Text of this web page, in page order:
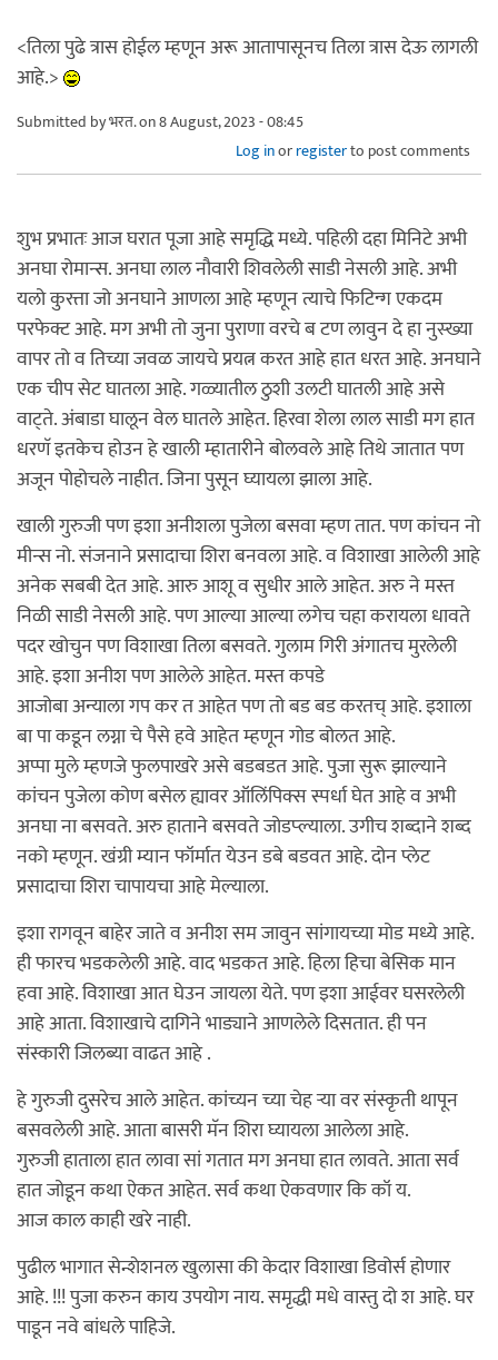
<तिला पुढे त्रास होईल म्हणून अरू आतापासूनच तिला त्रास देऊ लागली
आहे.>
Submitted byभरत.on 8 August, 2023 - 08:45
Log inorregisterto post comments
शुभ प्रभातः आज घरात पूजा आहे समृद्धि मध्ये. पहिली दहा मिनिटे अभी
अनघा रोमान्स. अनघा लाल नौवारी शिवलेली साडी नेसली आहे. अभी
यलो कुरत्ता जो अनघाने आणला आहे म्हणून त्याचे फिटिन्ग एकदम
परफेक्ट आहे. मग अभी तो जुना पुराणा वरचे ब टण लावुन दे हा नुस्ख्या
वापर तो व तिच्या जवळ जायचे प्रयत्न करत आहे हात धरत आहे. अनघाने
एक चीप सेट घातला आहे. गळ्यातील ठुशी उलटी घातली आहे असे
वाट्ते. अंबाडा घालून वेल घातले आहेत. हिरवा शेला लाल साडी मग हात
धरणॅ इतकेच होउन हे खाली म्हातारीने बोलवले आहे तिथे जातात पण
अजून पोहोचले नाहीत. जिना पुसून घ्यायला झाला आहे.
खाली गुरुजी पण इशा अनीशला पुजेला बसवा म्हण तात. पण कांचन नो
मीन्स नो. संजनाने प्रसादाचा शिरा बनवला आहे. व विशाखा आलेली आहे
अनेक सबबी देत आहे. आरु आशू व सुधीर आले आहेत. अरु ने मस्त
निळी साडी नेसली आहे. पण आल्या आल्या लगेच चहा करायला धावते
पदर खोचुन पण विशाखा तिला बसवते. गुलाम गिरी अंगातच मुरलेली
आहे. इशा अनीश पण आलेले आहेत. मस्त कपडे
आजोबा अन्याला गप कर त आहेत पण तो बड बड करतच् आहे. इशाला
बा पा कडून लग्ना चे पैसे हवे आहेत म्हणून गोड बोलत आहे.
अप्पा मुले म्हणजे फुलपाखरे असे बडबडत आहे. पुजा सुरू झाल्याने
कांचन पुजेला कोण बसेल ह्यावर ऑलिंपिक्स स्पर्धा घेत आहे व अभी
अनघा ना बसवते. अरु हाताने बसवते जोडप्ल्याला. उगीच शब्दाने शब्द
नको म्हणून. खंग्री म्यान फॉर्मात येउन डबे बडवत आहे. दोन प्लेट
प्रसादाचा शिरा चापायचा आहे मेल्याला.
इशा रागवून बाहेर जाते व अनीश सम जावुन सांगायच्या मोड मध्ये आहे.
ही फारच भडकलेली आहे. वाद भडकत आहे. हिला हिचा बेसिक मान
हवा आहे. विशाखा आत घेउन जायला येते. पण इशा आईवर घसरलेली
आहे आता. विशाखाचे दागिने भाड्याने आणलेले दिसतात. ही पन
संस्कारी जिलब्या वाढत आहे .
हे गुरुजी दुसरेच आले आहेत. कांच्यन च्या चेह र्‍या वर संस्कृती थापून
बसवलेली आहे. आता बासरी मॅन शिरा घ्यायला आलेला आहे.
गुरुजी हाताला हात लावा सां गतात मग अनघा हात लावते. आता सर्व
हात जोडून कथा ऐकत आहेत. सर्व कथा ऐकवणार कि कॉ य.
आज काल काही खरे नाही.
पुढील भागात सेन्शेशनल खुलासा की केदार विशाखा डिवोर्स होणार
आहे. !!! पुजा करुन काय उपयोग नाय. समृद्धी मधे वास्तु दो श आहे. घर
पाडून नवे बांधले पाहिजे.